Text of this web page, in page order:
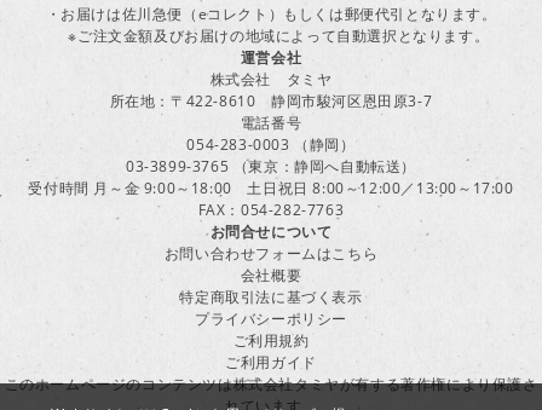
・お届けは佐川急便（eコレクト）もしくは郵便代引となります。
※ご注文金額及びお届けの地域によって自動選択となります。
運営会社
株式会社 タミヤ
所在地：〒422-8610 静岡市駿河区恩田原3-7
電話番号
054-283-0003 （静岡）
03-3899-3765 （東京：静岡へ自動転送）
受付時間 月～金 9:00～18:00 土日祝日 8:00～12:00／13:00～17:00
FAX：054-282-7763
お問合せについて
お問い合わせフォームはこちら
会社概要
特定商取引法に基づく表示
プライバシーポリシー
ご利用規約
ご利用ガイド
このホームページのコンテンツは株式会社タミヤが有する著作権により保護さ
れています。